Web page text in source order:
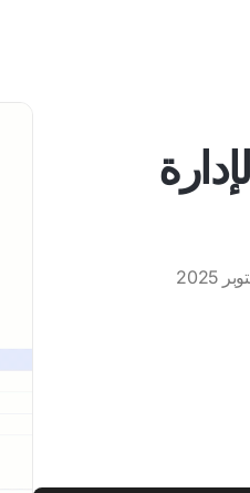
أفضل قوالب Notion لإدارة